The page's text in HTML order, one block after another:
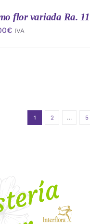
flor variada Ra. 11
€ IVA
1 2 … 5